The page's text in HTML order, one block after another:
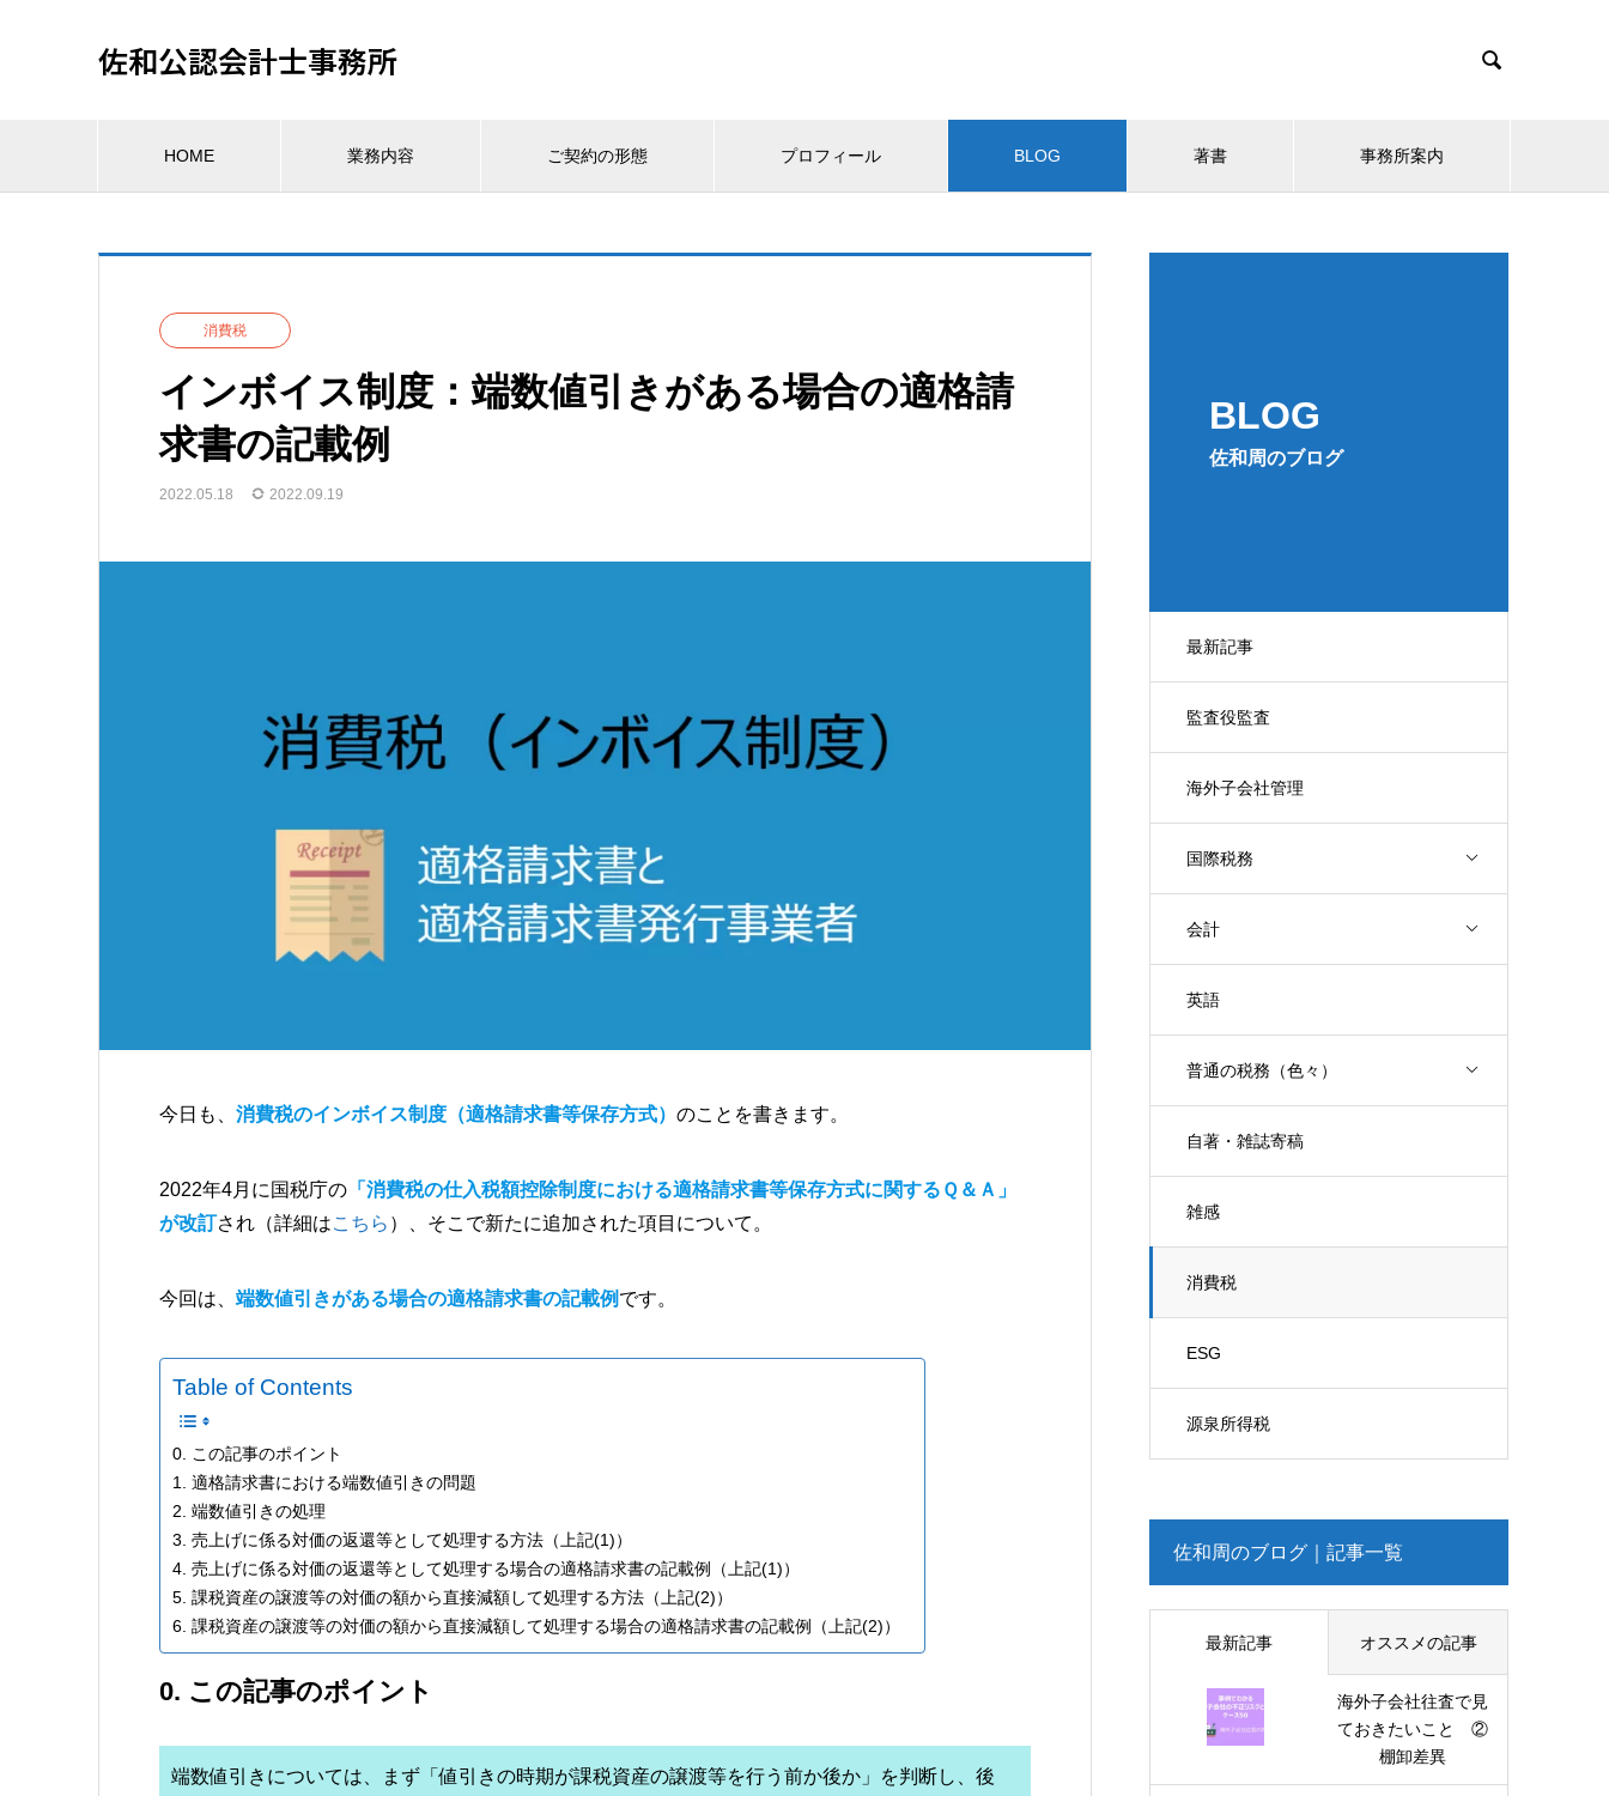
佐和公認会計士事務所 
HOME 業務内容 ご契約の形態 プロフィール BLOG 著書 事務所案内
BLOG
佐和周のブログ
最新記事
監査役監査
海外子会社管理
国際税務
会計
英語
普通の税務（色々）
自著・雑誌寄稿
雑感
消費税
ESG
源泉所得税
消費税
インボイス制度：端数値引きがある場合の適格請
求書の記載例
2022.05.18 2022.09.19
今日も、 消費税のインボイス制度（適格請求書等保存方式） のことを書きます。
2022年4月に国税庁の 「消費税の仕入税額控除制度における適格請求書等保存方式に関するＱ＆Ａ」
が改訂され（詳細はこちら ）、そこで新たに追加された項目について。
今回は、 端数値引きがある場合の適格請求書の記載例 です。
Table of Contents
0. この記事のポイント
1. 適格請求書における端数値引きの問題
2. 端数値引きの処理
3. 売上げに係る対価の返還等として処理する方法（上記(1)）
4. 売上げに係る対価の返還等として処理する場合の適格請求書の記載例（上記(1)）
5. 課税資産の譲渡等の対価の額から直接減額して処理する方法（上記(2)）
6. 課税資産の譲渡等の対価の額から直接減額して処理する場合の適格請求書の記載例（上記(2)）
0. この記事のポイント
端数値引きについては、まず「値引きの時期が課税資産の譲渡等を行う前か後か」を判断し、後
佐和周のブログ｜記事一覧
最新記事 オススメの記事
海外子会社往査で見
ておきたいこと ②
棚卸差異